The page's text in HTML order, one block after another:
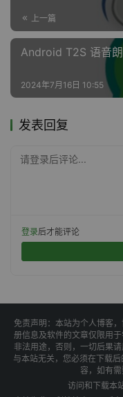
上一篇
Android T2S 语音
2024年7月16日 10:55
发表回复
请登录后评论...
登录后才能评论
免责声明：本站为个人博客
册信息及软件的文章仅限用
非法用途，否则，一切后果
与本站无关，您必须在下载
容，如有
访问和下载本